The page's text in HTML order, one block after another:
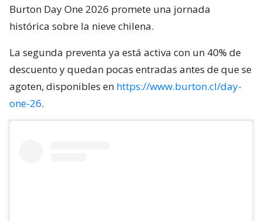
Burton Day One 2026 promete una jornada
histórica sobre la nieve chilena.
La segunda preventa ya está activa con un 40% de
descuento y quedan pocas entradas antes de que se
agoten, disponibles en https://www.burton.cl/day-
one-26.